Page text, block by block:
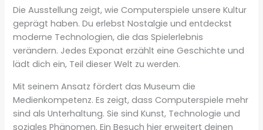
Die Ausstellung zeigt, wie Computerspiele unsere Kultur
geprägt haben. Du erlebst Nostalgie und entdeckst
moderne Technologien, die das Spielerlebnis
verändern. Jedes Exponat erzählt eine Geschichte und
lädt dich ein, Teil dieser Welt zu werden.
Mit seinem Ansatz fördert das Museum die
Medienkompetenz. Es zeigt, dass Computerspiele mehr
sind als Unterhaltung. Sie sind Kunst, Technologie und
soziales Phänomen. Ein Besuch hier erweitert deinen